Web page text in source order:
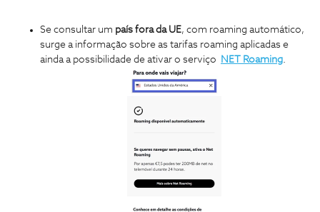
Se consultar um país fora da UE, com roaming automático,
surge a informação sobre as tarifas roaming aplicadas e
ainda a possibilidade de ativar o serviço
NET Roaming